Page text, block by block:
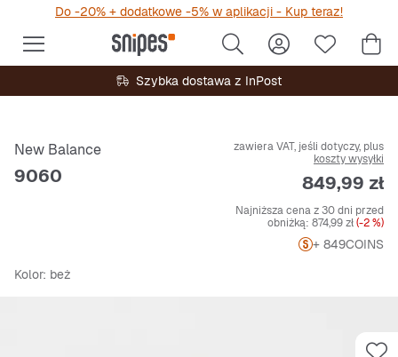
Do -20% + dodatkowe -5% w aplikacji - Kup teraz!
Szybka dostawa z InPost
New Balance
9060
zawiera VAT, jeśli dotyczy, plus
koszty wysyłki
Cena
849,99 zł
Najniższa cena z 30 dni przed
obniżką: 874,99 zł(-2 %)
+ 849COINS
Kolor: beż